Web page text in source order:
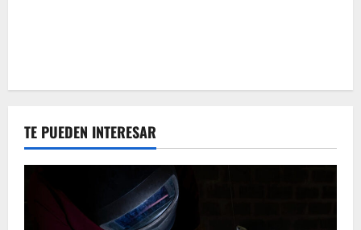
TE PUEDEN INTERESAR